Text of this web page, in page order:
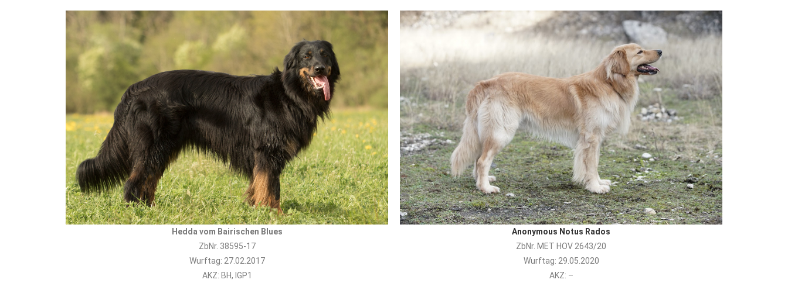
Hedda vom Bairischen Blues
ZbNr. 38595-17
Wurftag: 27.02.2017
AKZ: BH, IGP1
Anonymous Notus Rados
ZbNr. MET HOV 2643/20
Wurftag: 29.05.2020
AKZ: –